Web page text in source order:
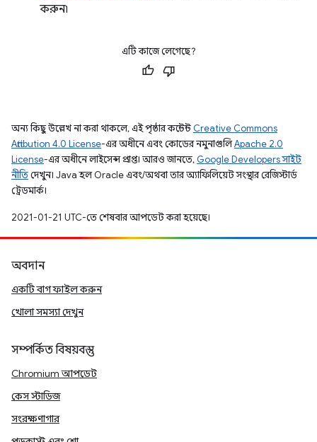
করুন৷
এটি কাজে লেগেছে?
অন্য কিছু উল্লেখ না করা থাকলে, এই পৃষ্ঠার কন্টেন্ট Creative Commons
Attribution 4.0 License-এর অধীনে এবং কোডের নমুনাগুলিApache 2.0
License-এর অধীনে লাইসেন্স প্রাপ্ত। আরও জানতে, Google Developers সাইট
নীতিদেখুন। Java হল Oracle এবং/অথবা তার অ্যাফিলিয়েট সংস্থার রেজিস্টার্ড
ট্রেডমার্ক।
2021-01-21 UTC-তে শেষবার আপডেট করা হয়েছে।
অবদান
একটি বাগ ফাইল করুন
খোলা সমস্যা দেখুন
সম্পর্কিত বিষয়বস্তু
Chromium আপডেট
কেস স্টাডিজ
সংরক্ষণাগার